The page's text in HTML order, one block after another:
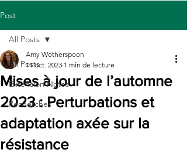
Post
All Posts
Extension Notes
Recherches
All Posts
Mises à jour de l’automne
2023 : Perturbations et
adaptation axée sur la
résistance
Amy Wotherspoon
11 oct. 2023 1 min de lecture